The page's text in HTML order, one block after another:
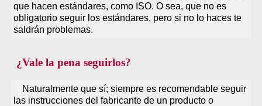
que hacen estándares, como ISO. O sea, que no es
obligatorio seguir los estándares, pero si no lo haces te
saldrán problemas.
¿Vale la pena seguirlos?
Naturalmente que sí; siempre es recomendable seguir
las instrucciones del fabricante de un producto o